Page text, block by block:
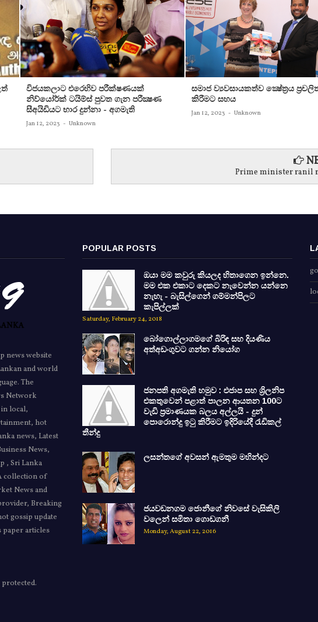
විජයකලාට එරෙහිව පරීක්‌ෂණයක්‌
නිව්යෝර්ක්‌ ටයිම්ස්‌ පුවත ගැන පරීක්‍ෂණ
සීඅයිඩියට භාර දුන්නා - අගමැති
Jan 12, 2023 - Unknown
සමාජ ව්‍යවසායකත්ව ක්‍ෂේත්‍රය
කිරීමට සහය
Jan 12, 2023 - Unknown
Prime minister ranil
news website
and world
The
Network
local,
hot
news, Latest
News,
, Sri Lanka
collection of
News and
Breaking
gossip update
paper articles
POPULAR POSTS
ඔයා මම කවුරු කියලද හිතාගෙන ඉන්නෙ.
මම එක එකාට දෙකට නැවෙන්න යන්නෙ
නැහැ - බැසිල්ගෙන් ගම්මන්පිලට
කැපිල්ලක්
Saturday, February 24, 2018
බෝගොල්ලාගමගේ බිරිඳ සහ දියණිය
අත්අඩංගුවට ගන්න නියෝග
ජනපති අගමැති හමුව : එජාප සහ ශ්‍රිලනිප
එකතුවෙන් පළාත් පාලන ආයතන 100ට
වැඩි ප්‍රමාණයක බලය අල්ලයි - දුන්
පොරොන්දු ඉටු කිරීමට ඉදිරියේදී රැඩිකල්
තීන්දු
ලසන්තගේ අවසන් ඇමතුම මහින්දට
ජයවඩනගම ජොනීගේ නිවසේ වැසිකිලි
වලෙන් සමිතා ගොඩගනී
Monday, August 22, 2016